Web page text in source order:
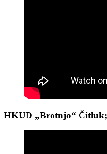
HKUD „Brotnjo“ Čitluk;